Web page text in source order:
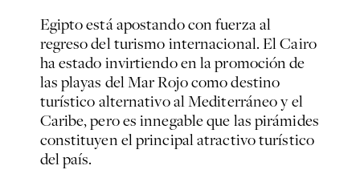
Egipto está apostando con fuerza al
regreso del turismo internacional. El Cairo
ha estado invirtiendo en la promoción de
las playas del Mar Rojo como destino
turístico alternativo al Mediterráneo y el
Caribe, pero es innegable que las pirámides
constituyen el principal atractivo turístico
del país.